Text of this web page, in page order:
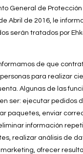
General de Protección
Abril de 2016, le
serán tratados por
de que
para realizar
Algunas de las
ser: ejecutar pedidos
paquetes, enviar
información
realizar análisis de
ofrecer